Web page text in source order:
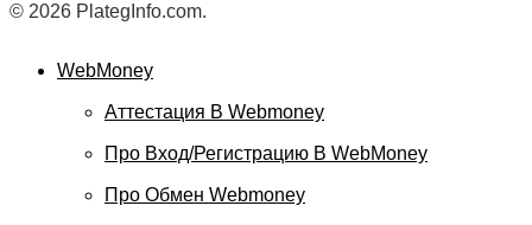
© 2026 PlategInfo.com.
WebMoney
Аттестация В Webmoney
Про Вход/регистрацию В WebMoney
Про Обмен Webmoney